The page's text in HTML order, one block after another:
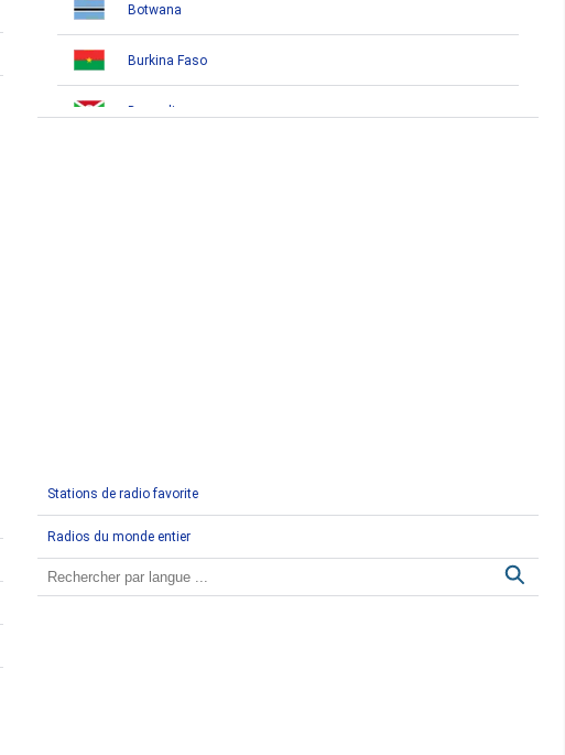
Botwana
Burkina Faso
Burundi
Egypte
Stations de radio favorite
Radios du monde entier